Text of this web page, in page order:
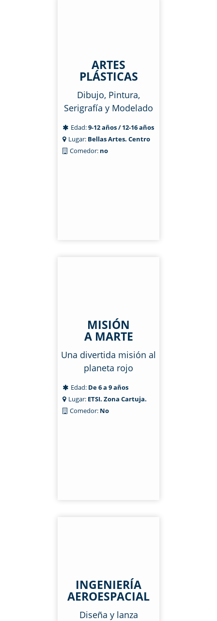
ARTES
PLÁSTICAS
Dibujo, Pintura,
Serigrafía y Modelado
Edad:9-12 años / 12-16 años
Lugar: Bellas Artes. Centro
Comedor: no
MISIÓN
A MARTE
Una divertida misión al
planeta rojo
Edad: De 6 a 9 años
Lugar: ETSI. Zona Cartuja.
Comedor: No
INGENIERÍA
AEROESPACIAL
Diseña y lanza